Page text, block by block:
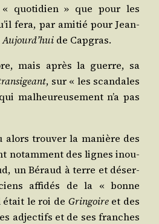
quo­ti­dien » que pour les
fera, par ami­tié pour Jean­
Aujourd’­hui de Capgras.
mais après la guerre, sa
, sur « les scan­dales
mal­heu­reu­se­ment n’a pas
alors trou­ver la manière des
notam­ment des lignes inou­
un Béraud à terre et déser­
affi­dés de la « bonne
était le roi de Grin­goireet des
adjec­tifs et de ses franches